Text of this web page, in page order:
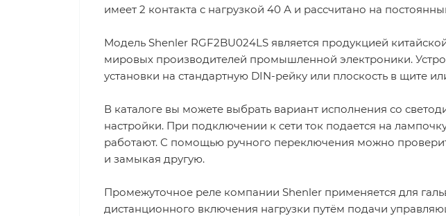
имеет 2 контакта с нагрузкой 40 А и рассчитано на
Модель Shenler RGF2BU024LS является продукцией
мировых производителей промышленной электроники.
установки на стандартную DIN-рейку или плоскость в щите
В каталоге вы можете выбрать вариант исполнения со
настройки. При подключении к сети ток подается на
работают. С помощью ручного переключения можно
и замыкая другую.
Промежуточное реле компании Shenler применяется для
дистанционного включения нагрузки путём подачи